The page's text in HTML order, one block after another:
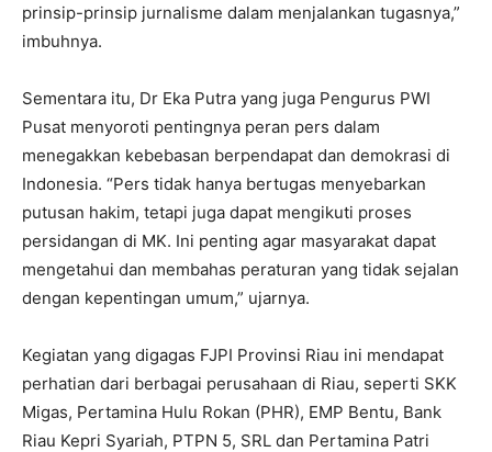
prinsip-prinsip jurnalisme dalam menjalankan tugasnya,”
imbuhnya.
Sementara itu, Dr Eka Putra yang juga Pengurus PWI
Pusat menyoroti pentingnya peran pers dalam
menegakkan kebebasan berpendapat dan demokrasi di
Indonesia. “Pers tidak hanya bertugas menyebarkan
putusan hakim, tetapi juga dapat mengikuti proses
persidangan di MK. Ini penting agar masyarakat dapat
mengetahui dan membahas peraturan yang tidak sejalan
dengan kepentingan umum,” ujarnya.
Kegiatan yang digagas FJPI Provinsi Riau ini mendapat
perhatian dari berbagai perusahaan di Riau, seperti SKK
Migas, Pertamina Hulu Rokan (PHR), EMP Bentu, Bank
Riau Kepri Syariah, PTPN 5, SRL dan Pertamina Patri